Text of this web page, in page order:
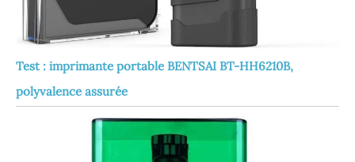
Test : imprimante portable BENTSAI BT-HH6210B,
polyvalence assurée